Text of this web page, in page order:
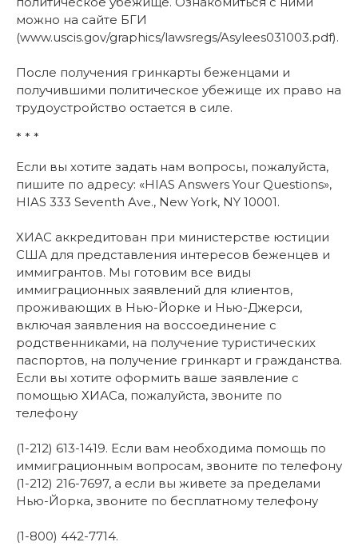
можно на сайте БГИ
(www.uscis.gov/graphics/lawsregs/Asylees031003.pdf).
После получения гринкарты беженцами и
получившими политическое убежище их право на
трудоустройство остается в силе.
* * *
Если вы хотите задать нам вопросы, пожалуйста,
пишите по адресу: «HIAS Answers Your Questions»,
HIAS 333 Seventh Ave., New York, NY 10001.
ХИАС аккредитован при министерстве юстиции
США для представления интересов беженцев и
иммигрантов. Мы готовим все виды
иммиграционных заявлений для клиентов,
проживающих в Нью-Йорке и Нью-Джерси,
включая заявления на воссоединение с
родственниками, на получение туристических
паспортов, на получение гринкарт и гражданства.
Если вы хотите оформить ваше заявление с
помощью ХИАСа, пожалуйста, звоните по
телефону
(1-212) 613-1419. Если вам необходима помощь по
иммиграционным вопросам, звоните по телефону
(1-212) 216-7697, а если вы живете за пределами
Нью-Йорка, звоните по бесплатному телефону
(1-800) 442-7714.